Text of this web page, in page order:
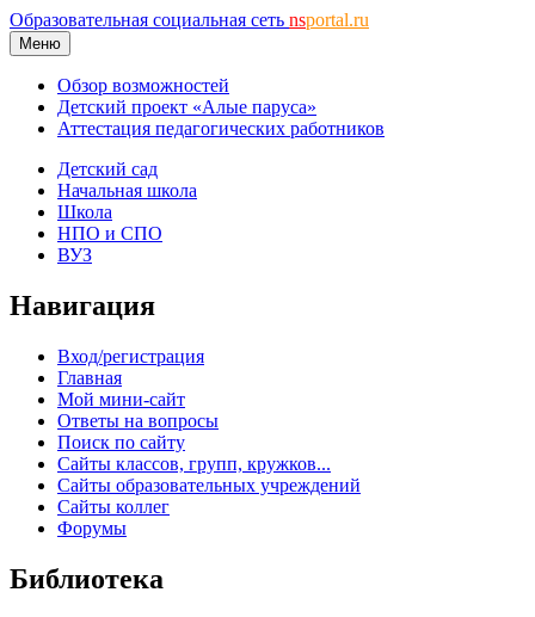
Образовательная социальная сеть nsportal.ru
Меню
Обзор возможностей
Детский проект «Алые паруса»
Аттестация педагогических работников
Детский сад
Начальная школа
Школа
НПО и СПО
ВУЗ
Навигация
Вход/регистрация
Главная
Мой мини-сайт
Ответы на вопросы
Поиск по сайту
Сайты классов, групп, кружков...
Сайты образовательных учреждений
Сайты коллег
Форумы
Библиотека